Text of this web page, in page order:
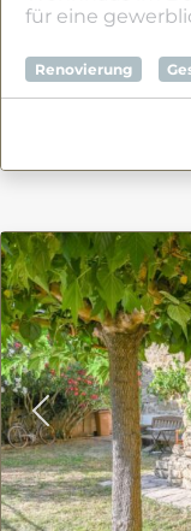
für eine
Renovierung
Previous